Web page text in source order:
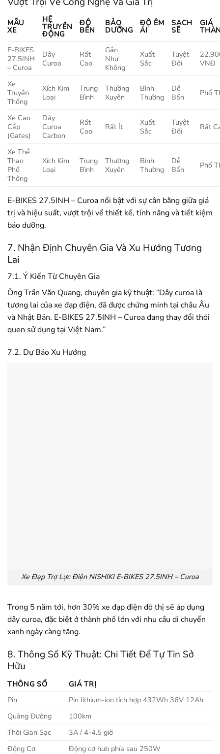
MẪU
XE
HỆ
TRUYỀN
ĐỘNG
ĐỘ
BỀN
BẢO
DƯỠNG
ĐỘ ÊM
ÁI
SẠCH
SẼ
GIÁ
E-BIKES
27.5INH
– Curoa
Dây
Curoa
Rất
Cao
Gần
Như
Không
Xuất
Sắc
Tuyệt
Đối
VNĐ
Xe
Truyền
Thống
Xích Kim
Loại
Trung
Bình
Thường
Xuyên
Bình
Thường
Dễ
Bẩn
Phổ
Xe Cao
Cấp
(Gates)
Dây
Curoa
Carbon
Rất
Cao
Rất Ít
Xuất
Sắc
Tuyệt
Đối
Rất
Xe Thể
Thao
Phổ
Thông
Xích Kim
Loại
Trung
Bình
Thường
Xuyên
Bình
Thường
Dễ
Bẩn
Phổ
E-BIKES 27.5INH – Curoa nổi bật với sự cân bằng giữa giá
trị và hiệu suất, vượt trội về thiết kế, tính năng và tiết kiệm
bảo dưỡng.
7. Nhận Định Chuyên Gia Và Xu Hướng Tương
Lai
7.1. Ý Kiến Từ Chuyên Gia
Ông Trần Văn Quang, chuyên gia kỹ thuật: “Dây curoa là
tương lai của xe đạp điện, đã được chứng minh tại châu Âu
và Nhật Bản. E-BIKES 27.5INH – Curoa đang thay đổi thói
quen sử dụng tại Việt Nam.”
7.2. Dự Báo Xu Hướng
Xe Đạp Trợ Lực Điện NISHIKI E-BIKES 27.5INH – Curoa
Trong 5 năm tới, hơn 30% xe đạp điện đô thị sẽ áp dụng
dây curoa, đặc biệt ở thành phố lớn với nhu cầu di chuyển
xanh ngày càng tăng.
8. Thông Số Kỹ Thuật: Chi Tiết Để Tự Tin Sở
Hữu
THÔNG SỐ
GIÁ TRỊ
Pin
Pin lithium-ion tích hợp 432Wh 36V 12Ah
Quãng Đường
100km
Thời Gian Sạc
3A / 4-4.5 giờ
Động Cơ
Động cơ hub phía sau 250W